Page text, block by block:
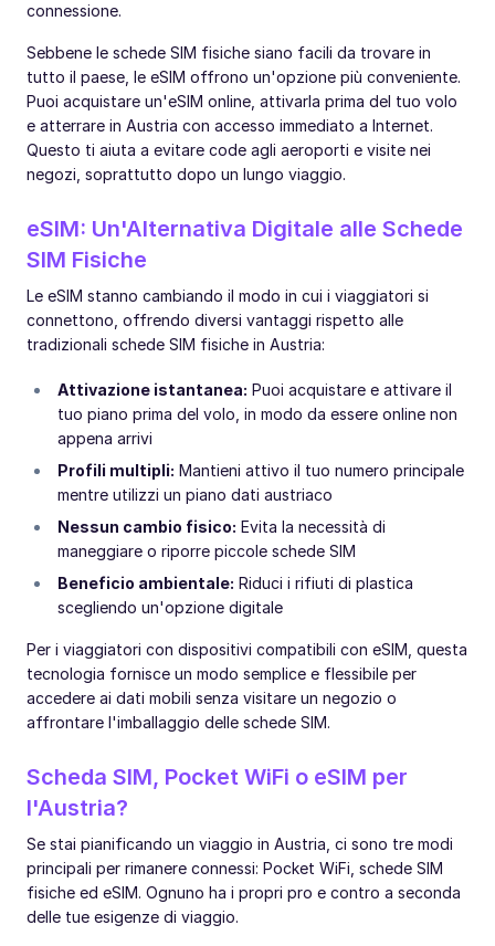
connessione.
Sebbene le schede SIM fisiche siano facili da trovare in
tutto il paese, le eSIM offrono un'opzione più conveniente.
Puoi acquistare un'eSIM online, attivarla prima del tuo volo
e atterrare in Austria con accesso immediato a Internet.
Questo ti aiuta a evitare code agli aeroporti e visite nei
negozi, soprattutto dopo un lungo viaggio.
eSIM: Un'Alternativa Digitale alle Schede
SIM Fisiche
Le eSIM stanno cambiando il modo in cui i viaggiatori si
connettono, offrendo diversi vantaggi rispetto alle
tradizionali schede SIM fisiche in Austria:
Attivazione istantanea: Puoi acquistare e attivare il
tuo piano prima del volo, in modo da essere online non
appena arrivi
Profili multipli: Mantieni attivo il tuo numero principale
mentre utilizzi un piano dati austriaco
Nessun cambio fisico: Evita la necessità di
maneggiare o riporre piccole schede SIM
Beneficio ambientale: Riduci i rifiuti di plastica
scegliendo un'opzione digitale
Per i viaggiatori con dispositivi compatibili con eSIM, questa
tecnologia fornisce un modo semplice e flessibile per
accedere ai dati mobili senza visitare un negozio o
affrontare l'imballaggio delle schede SIM.
Scheda SIM, Pocket WiFi o eSIM per
l'Austria?
Se stai pianificando un viaggio in Austria, ci sono tre modi
principali per rimanere connessi: Pocket WiFi, schede SIM
fisiche ed eSIM. Ognuno ha i propri pro e contro a seconda
delle tue esigenze di viaggio.